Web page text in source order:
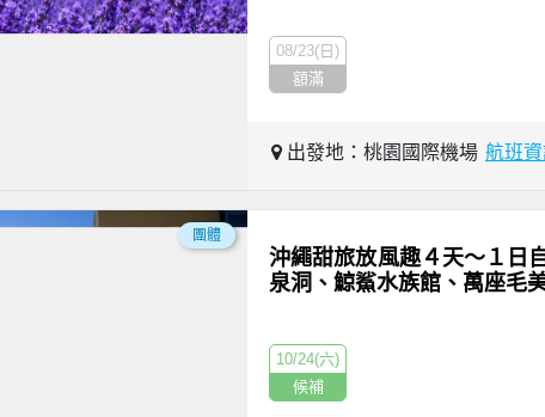
08/23(日)
額滿
出發地：桃園國際機場 航班
團體
沖繩甜旅放風趣４天～１日
泉洞、鯨鯊水族館、萬座毛
10/24(六)
候補